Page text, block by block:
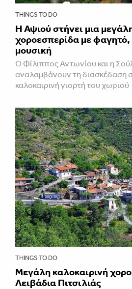
THINGS TO DO
Η Αψιού στήνει μια
χοροεσπερίδα με φαγητό,
μουσική
Ο Φίλιππος Αντωνίου και η
αναλαμβάνουν τη διασκέδαση
καλοκαιρινή γιορτή του χωριού
THINGS TO DO
Μεγάλη καλοκαιρινή
Λειβάδια Πιτσιλιάς